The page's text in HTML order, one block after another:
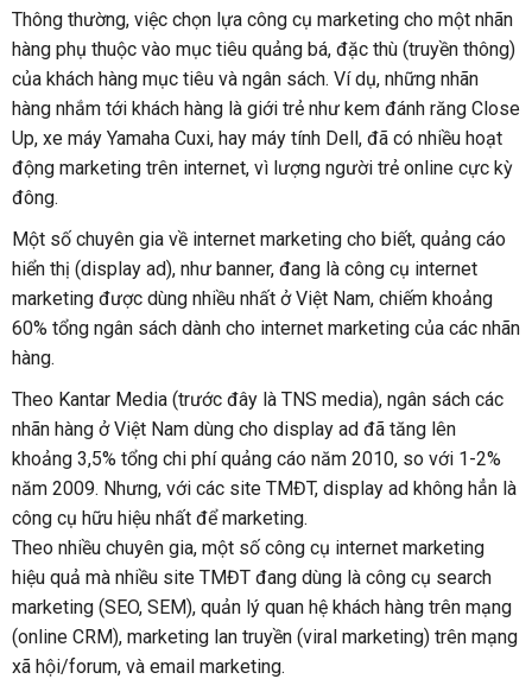
Thông thường, việc chọn lựa công cụ marketing cho một nhãn
hàng phụ thuộc vào mục tiêu quảng bá, đặc thù (truyền thông)
của khách hàng mục tiêu và ngân sách. Ví dụ, những nhãn
hàng nhắm tới khách hàng là giới trẻ như kem đánh răng Close
Up, xe máy Yamaha Cuxi, hay máy tính Dell, đã có nhiều hoạt
động marketing trên internet, vì lượng người trẻ online cực kỳ
đông.
Một số chuyên gia về internet marketing cho biết, quảng cáo
hiển thị (display ad), như banner, đang là công cụ internet
marketing được dùng nhiều nhất ở Việt Nam, chiếm khoảng
60% tổng ngân sách dành cho internet marketing của các nhãn
hàng.
Theo Kantar Media (trước đây là TNS media), ngân sách các
nhãn hàng ở Việt Nam dùng cho display ad đã tăng lên
khoảng 3,5% tổng chi phí quảng cáo năm 2010, so với 1-2%
năm 2009. Nhưng, với các site TMĐT, display ad không hẳn là
công cụ hữu hiệu nhất để marketing.
Theo nhiều chuyên gia, một số công cụ internet marketing
hiệu quả mà nhiều site TMĐT đang dùng là công cụ search
marketing (SEO, SEM), quản lý quan hệ khách hàng trên mạng
(online CRM), marketing lan truyền (viral marketing) trên mạng
xã hội/forum, và email marketing.